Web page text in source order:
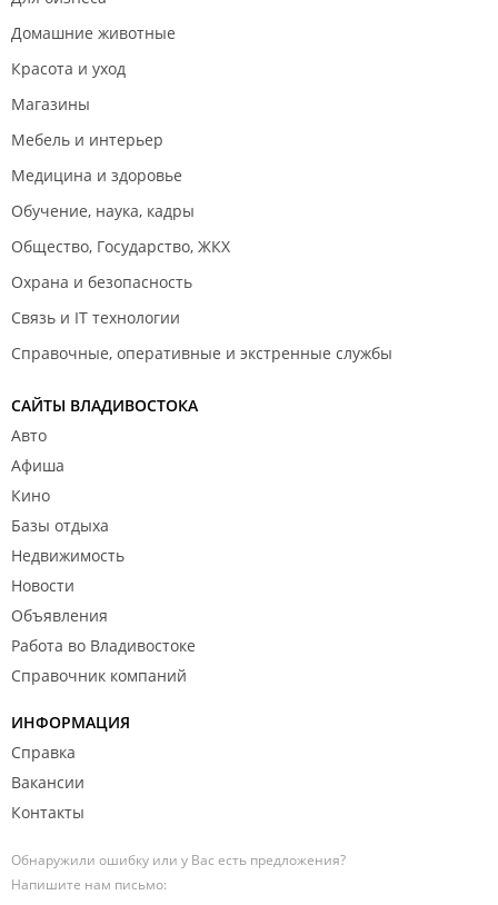
Домашние животные
Красота и уход
Магазины
Мебель и интерьер
Медицина и здоровье
Обучение, наука, кадры
Общество, Государство, ЖКХ
Охрана и безопасность
Связь и IT технологии
Справочные, оперативные и экстренные службы
САЙТЫ ВЛАДИВОСТОКА
Авто
Афиша
Кино
Базы отдыха
Недвижимость
Новости
Объявления
Работа во Владивостоке
Справочник компаний
ИНФОРМАЦИЯ
Справка
Вакансии
Контакты
Обнаружили ошибку или у Вас есть предложения?
Напишите нам письмо: